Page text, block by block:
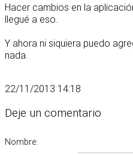
Hacer cambios en la
llegué a eso.
Y ahora ni siquiera puedo
nada.
22/11/2013 14:18
Deje un comentario
Nombre: